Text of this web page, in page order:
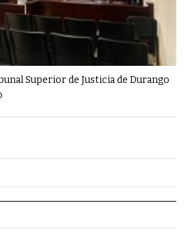
Superior de Justicia de Durango